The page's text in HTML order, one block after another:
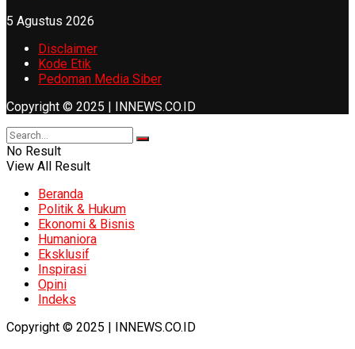
5 Agustus 2026
Disclaimer
Kode Etik
Pedoman Media Siber
Copyright © 2025 | INNEWS.CO.ID
No Result
View All Result
Beranda
Politik & Hukum
Ekonomi & Bisnis
Humaniora
Eksklusif
Inspirasi
Opini
Indeks
Copyright © 2025 | INNEWS.CO.ID